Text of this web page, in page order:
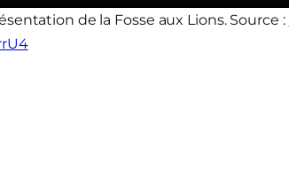
de la Fosse aux Lions. Source :